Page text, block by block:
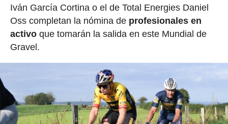
Iván García Cortina o el de Total Energies Daniel
Oss completan la nómina de profesionales en
activoque tomarán la salida en este Mundial de
Gravel.